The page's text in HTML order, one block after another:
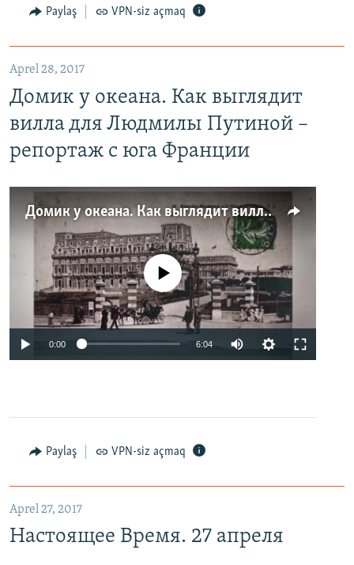
Paylaş VPN-siz açmaq
Aprel 28, 2017
Домик у океана. Как выглядит
вилла для Людмилы Путиной –
репортаж с юга Франции
Домик у океана. Как выглядит вилла для Людмилы Путиной – репортаж с юга Франции
No media source currently available
0:00 6:04
Paylaş VPN-siz açmaq
Aprel 27, 2017
Настоящее Время. 27 апреля